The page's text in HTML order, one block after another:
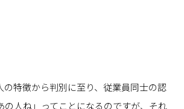
の特徴から判別に至り、従業員同士の認
の人ね」ってことになるのですが、それ